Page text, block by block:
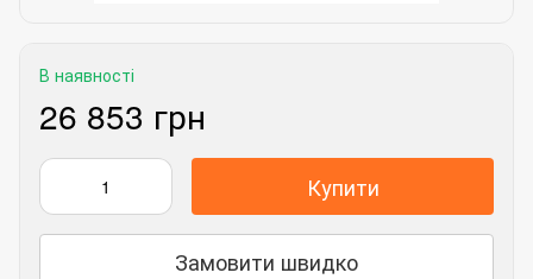
В наявності
26 853 грн
Купити
Замовити швидко